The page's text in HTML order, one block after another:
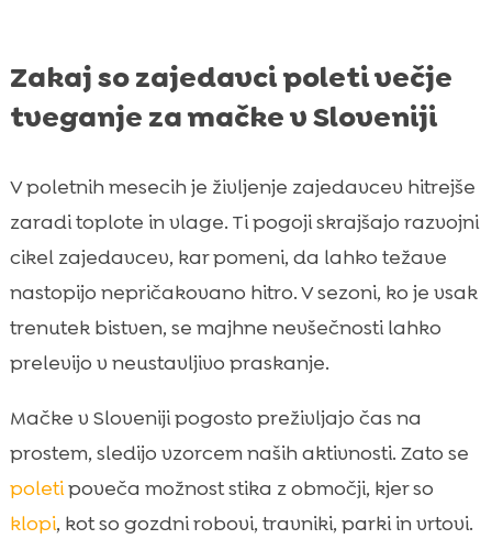
Zakaj so zajedavci poleti večje
tveganje za mačke v Sloveniji
V poletnih mesecih je življenje zajedavcev hitrejše
zaradi toplote in vlage. Ti pogoji skrajšajo razvojni
cikel zajedavcev, kar pomeni, da lahko težave
nastopijo nepričakovano hitro. V sezoni, ko je vsak
trenutek bistven, se majhne nevšečnosti lahko
prelevijo v neustavljivo praskanje.
Mačke v Sloveniji pogosto preživljajo čas na
prostem, sledijo vzorcem naših aktivnosti. Zato se
poletipoveča možnost stika z območji, kjer so
klopi, kot so gozdni robovi, travniki, parki in vrtovi.